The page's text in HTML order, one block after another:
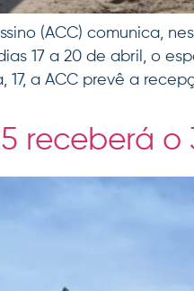
(ACC) comunica,
17 a 20 de abril, o
a ACC prevê a
receberá